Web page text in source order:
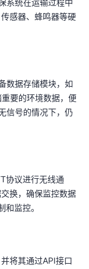
系统在运输过程中
感器、蜂鸣器等硬
数据存储模块，如
要的环境数据，便
信号的情况下，仍
协议进行无线通
换，确保监控数据
监控。
将其通过API接口